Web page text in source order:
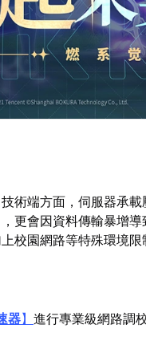
術端方面，伺服器承
更會因資料傳輸暴增
校園網路等特殊環境限
器】 進行專業級網路調